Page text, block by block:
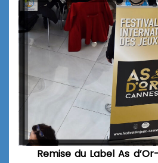
Remise du Label As